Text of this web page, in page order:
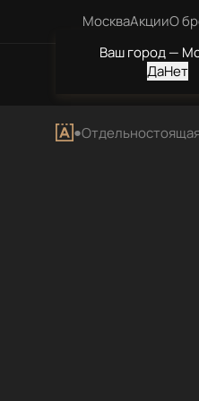
Москва
Ваш город —
АкцииО